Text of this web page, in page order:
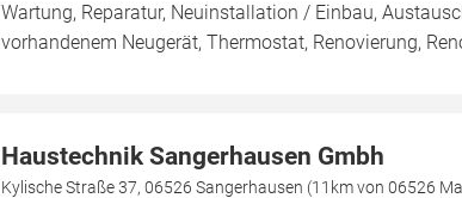
Wartung, Reparatur, Neuinstallation / Einbau,
vorhandenem Neugerät, Thermostat, Renovierung,
Haustechnik Sangerhausen Gmbh
Kylische Straße 37, 06526 Sangerhausen (11km von 06526